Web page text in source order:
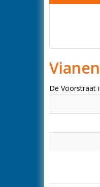
Vianen
De Voorstraat